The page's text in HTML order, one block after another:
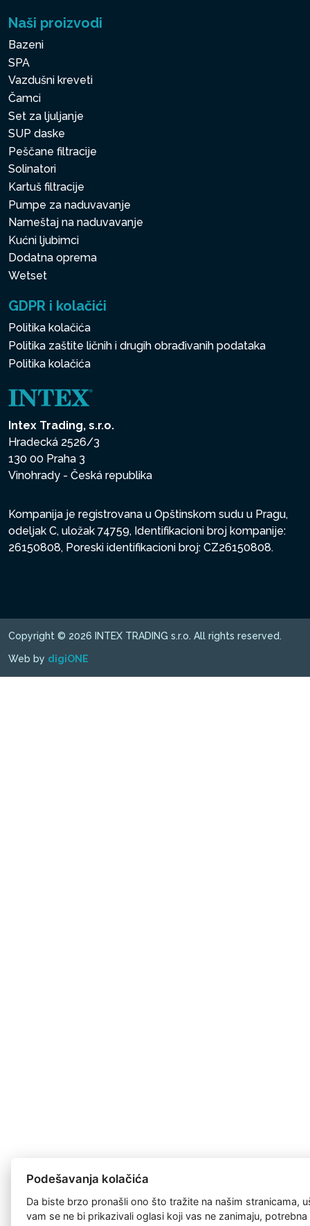
Naši proizvodi
Bazeni
SPA
Vazdušni kreveti
Čamci
Set za ljuljanje
SUP daske
Peščane filtracije
Solinatori
Kartuš filtracije
Pumpe za naduvavanje
Nameštaj na naduvavanje
Kućni ljubimci
Dodatna oprema
Wetset
GDPR i kolačići
Politika kolačića
Politika zaštite ličnih i drugih obrađivanih podataka
Politika kolačića
Intex Trading, s.r.o.
Hradecká 2526/3
130 00 Praha 3
Vinohrady - Česká republika
Kompanija je registrovana u Opštinskom sudu u Pragu,
odeljak C, uložak 74759, Identifikacioni broj kompanije:
26150808, Poreski identifikacioni broj: CZ26150808.
Copyright © 2026 INTEX TRADING s.r.o. All rights reserved.
Web by digiONE
Podešavanja kolačića
Da biste brzo pronašli ono što tražite na našim stranicama,
vam se ne bi prikazivali oglasi koji vas ne zanimaju,